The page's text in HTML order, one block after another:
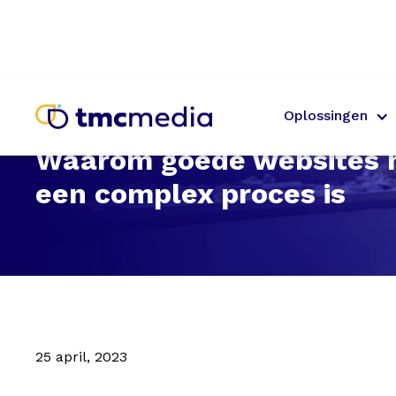
Oplossingen
Waarom goede websites
een complex proces is
25 april, 2023